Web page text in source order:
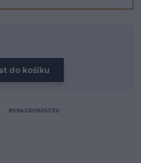
do košíku
8594200905330